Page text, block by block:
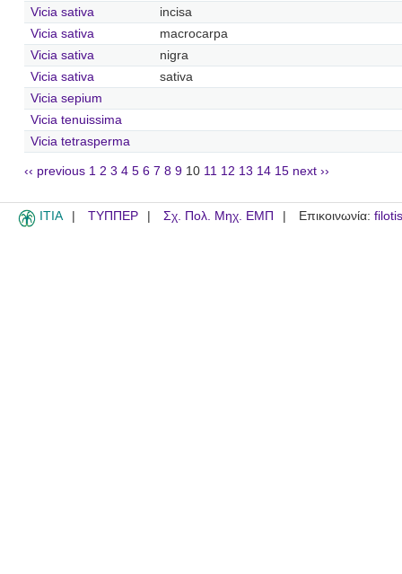
Vicia sativa
incisa
Vicia sativa
macrocarpa
Vicia sativa
nigra
Vicia sativa
sativa
Vicia sepium
Vicia tenuissima
Vicia tetrasperma
‹‹ previous 1 2 3 4 5 6 7 8 9 10 11 12 13 14 15 next ››
ITIA ΤΥΠΠΕΡ Σχ. Πολ. Μηχ. ΕΜΠ Επικοινωνία: